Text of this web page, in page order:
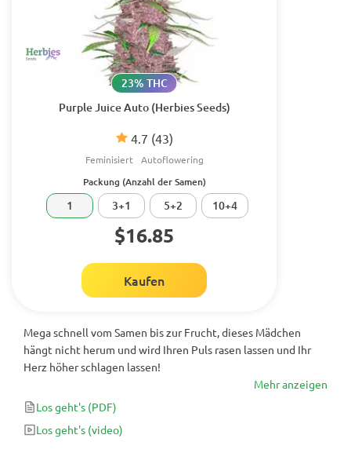
Purple Juice Auto (Herbies Seeds)
4.7 (43)
23% THC
Feminisiert Autoflowering
Packung (Anzahl der Samen)
1 3+1 5+2 10+4
$16.85
Kaufen
Mega schnell vom Samen bis zur Frucht, dieses Mädchen
hängt nicht herum und wird Ihren Puls rasen lassen und Ihr
Herz höher schlagen lassen!
Mehr anzeigen
Los geht's (PDF)
Los geht's (video)